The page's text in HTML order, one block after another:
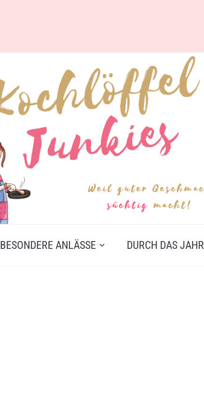
BESONDERE ANLÄSSE DURCH DAS JAHR